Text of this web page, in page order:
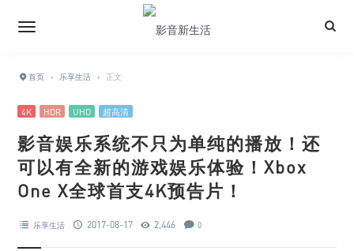
首页 › 乐享生活 › 正文
4K HDR UHD 超高清
影音娱乐系统不只为单纯的播放！还
可以有全新的游戏娱乐体验！Xbox
One X全球首支4K预告片！
乐享生活 2017-08-17 2,446 0